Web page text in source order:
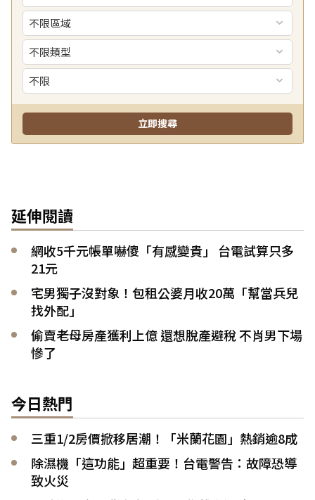
延伸閱讀
網收5千元帳單嚇傻「有感變貴」 台電試算只多
21元
宅男獨子沒對象！包租公婆月收20萬「幫當兵兒
找外配」
偷賣老母房產獲利上億 還想脫產避稅 不肖男下場
慘了
今日熱門
三重1/2房價掀移居潮！「米蘭花園」熱銷逾8成
除濕機「這功能」超重要！台電警告：故障恐導
致火災